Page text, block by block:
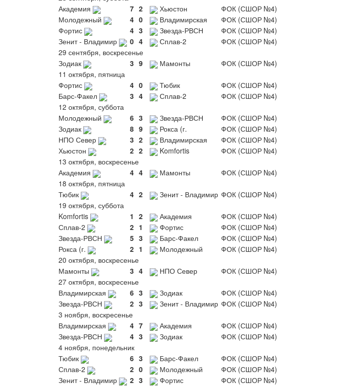
Академия
7 2 Хьюстон
ФОК (СШОР №4)
Молодежный
4 0 Владимирская
ФОК (СШОР №4)
Фортис
4 3 Звезда-РВСН
ФОК (СШОР №4)
Зенит - Владимир
0 4 Сплав-2
ФОК (СШОР №4)
29 сентября, воскресенье
Зодиак
3 9 Мамонты
ФОК (СШОР №4)
11 октября, пятница
Фортис
4 0 Тюбик
ФОК (СШОР №4)
Барс-Факел
3 4 Сплав-2
ФОК (СШОР №4)
12 октября, суббота
Молодежный
6 3 Звезда-РВСН
ФОК (СШОР №4)
Зодиак
8 9 Рокса (г.
ФОК (СШОР №4)
НПО Север
3 2 Владимирская
ФОК (СШОР №4)
Хьюстон
2 2 Komfortis
ФОК (СШОР №4)
13 октября, воскресенье
Академия
4 4 Мамонты
ФОК (СШОР №4)
18 октября, пятница
Тюбик
4 2 Зенит - Владимир ФОК (СШОР №4)
19 октября, суббота
Komfortis
1 2 Академия
ФОК (СШОР №4)
Сплав-2
2 1 Фортис
ФОК (СШОР №4)
Звезда-РВСН
5 3 Барс-Факел
ФОК (СШОР №4)
Рокса (г.
2 1 Молодежный
ФОК (СШОР №4)
20 октября, воскресенье
Мамонты
3 4 НПО Север
ФОК (СШОР №4)
27 октября, воскресенье
Владимирская
6 3 Зодиак
ФОК (СШОР №4)
Звезда-РВСН
2 3 Зенит - Владимир ФОК (СШОР №4)
3 ноября, воскресенье
Владимирская
4 7 Академия
ФОК (СШОР №4)
Звезда-РВСН
4 3 Зодиак
ФОК (СШОР №4)
4 ноября, понедельник
Тюбик
6 3 Барс-Факел
ФОК (СШОР №4)
Сплав-2
2 0 Молодежный
ФОК (СШОР №4)
Зенит - Владимир
2 3 Фортис
ФОК (СШОР №4)